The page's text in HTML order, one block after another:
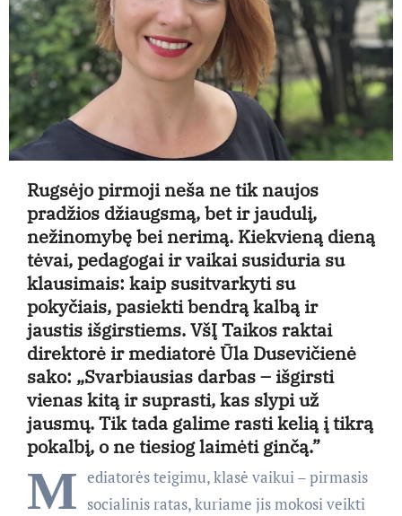
Rugsėjo pirmoji neša ne tik naujos
pradžios džiaugsmą, bet ir jaudulį,
nežinomybę bei nerimą. Kiekvieną dieną
tėvai, pedagogai ir vaikai susiduria su
klausimais: kaip susitvarkyti su
pokyčiais, pasiekti bendrą kalbą ir
jaustis išgirstiems. VšĮ Taikos raktai
direktorė ir mediatorė Ūla Dusevičienė
sako: „Svarbiausias darbas – išgirsti
vienas kitą ir suprasti, kas slypi už
jausmų. Tik tada galime rasti kelią į tikrą
pokalbį, o ne tiesiog laimėti ginčą.”
M ediatorės teigimu, klasė vaikui – pirmasis
socialinis ratas, kuriame jis mokosi veikti